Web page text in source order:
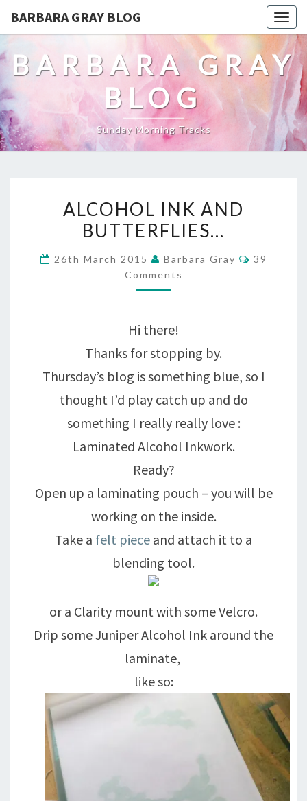
BARBARA GRAY BLOG
BARBARA GRAY
BLOG
Sunday Morning Tracks
INK
AND
BUTTERFLIES…
ALCOHOL INK AND
BUTTERFLIES…
26th March 2015 Barbara Gray Comments
39
Comments
Hi there!
Thanks for stopping by.
Thursday’s blog is something blue, so I
thought I’d play catch up and do
something I really really love :
Laminated Alcohol Inkwork.
Ready?
Open up a laminating pouch – you will be
working on the inside.
Take a felt piece and attach it to a
blending tool.
or a Clarity mount with some Velcro.
Drip some Juniper Alcohol Ink around the
laminate,
like so: